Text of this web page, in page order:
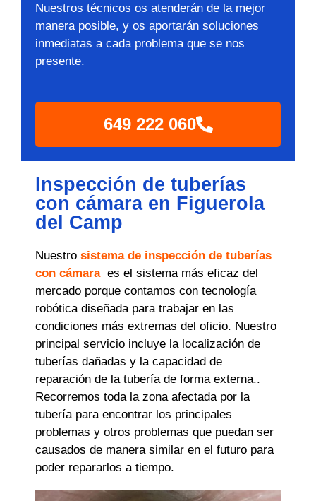
Nuestros técnicos os atenderán de la mejor
manera posible, y os aportarán soluciones
inmediatas a cada problema que se nos
presente.
649 222 060
Inspección de tuberías
con cámara en Figuerola
del Camp
Nuestro sistema de inspección de tuberías
con cámaraes el sistema más eficaz del
mercado porque contamos con tecnología
robótica diseñada para trabajar en las
condiciones más extremas del oficio. Nuestro
principal servicio incluye la localización de
tuberías dañadas y la capacidad de
reparación de la tubería de forma externa..
Recorremos toda la zona afectada por la
tubería para encontrar los principales
problemas y otros problemas que puedan ser
causados ​​de manera similar en el futuro para
poder repararlos a tiempo.